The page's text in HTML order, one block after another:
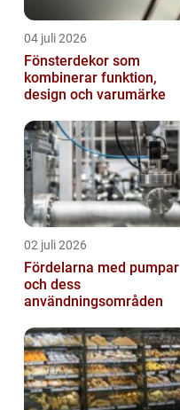
04 juli 2026
Fönsterdekor som
kombinerar funktion,
design och varumärke
02 juli 2026
Fördelarna med pumpar
och dess
användningsområden